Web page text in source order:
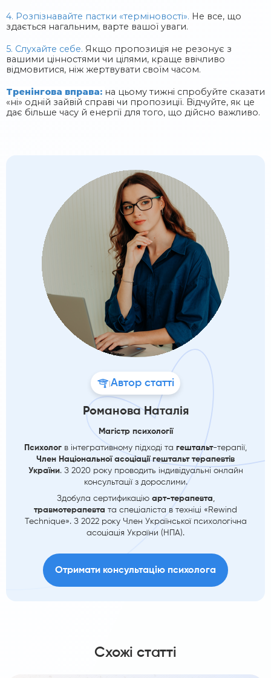
4. Розпізнавайте пастки «терміновості». Не все, що
здається нагальним, варте вашої уваги.
5. Слухайте себе. Якщо пропозиція не резонує з
вашими цінностями чи цілями, краще ввічливо
відмовитися, ніж жертвувати своїм часом.
Тренінгова вправа: на цьому тижні спробуйте сказати
«ні» одній зайвій справі чи пропозиції. Відчуйте, як це
дає більше часу й енергії для того, що дійсно важливо.
Автор статті
Романова Наталія
Магістр психології
Психолог в інтегративному підході та гештальт-терапії,
Член Національної асоціації гештальт терапевтів
України. З 2020 року проводить індивідуальні онлайн
консультації з дорослими.
Здобула сертификацію арт-терапевта,
травмотерапевта та спеціаліста в техніці «Rewind
Technique». З 2022 року Член Української психологічна
асоціація України (НПА).
Отримати консультацію психолога
Схожі статті